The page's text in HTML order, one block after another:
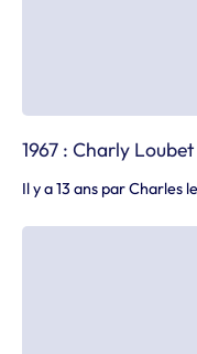
1967 : Charly
Il y a 13 ans parCharles